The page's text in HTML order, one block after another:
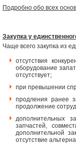
Подробно обо всех
Закупка у
Чаще всего закупка из
отсутствия
оборудование
отсутствует;
при превышении
продления ранее
продолжение
дополнительных
запчастей,
дополнительной
отсутствие